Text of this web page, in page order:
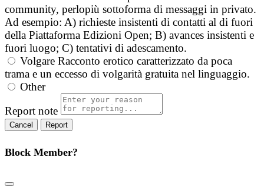
community, perlopiù sottoforma di messaggi in privato.
Ad esempio: A) richieste insistenti di contatti al di fuori
della Piattaforma Edizioni Open; B) avances insistenti e
fuori luogo; C) tentativi di adescamento.
Volgare Racconto erotico caratterizzato da poca
trama e un eccesso di volgarità gratuita nel linguaggio.
Other
Report note
Report
Block Member?